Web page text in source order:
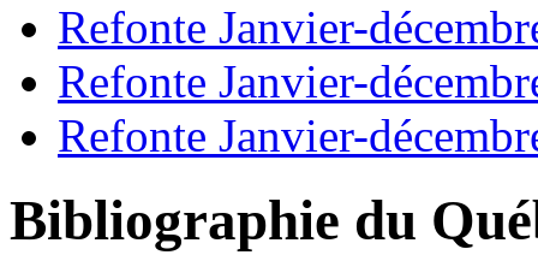
Refonte Janvier-
Refonte Janvier-
Refonte Janvier-
Bibliographie du